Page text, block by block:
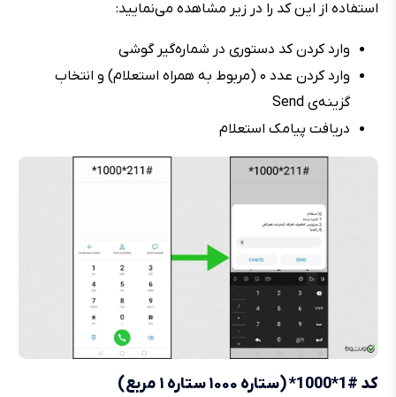
استفاده از این کد را در زیر مشاهده می‌نمایید:
وارد کردن کد دستوری در شماره‌گیر گوشی
وارد کردن عدد ۰ (مربوط به همراه استعلام) و انتخاب
گزینه‌ی Send
دریافت پیامک استعلام
کد #1*1000* (ستاره ۱۰۰۰ ستاره ۱ مربع)